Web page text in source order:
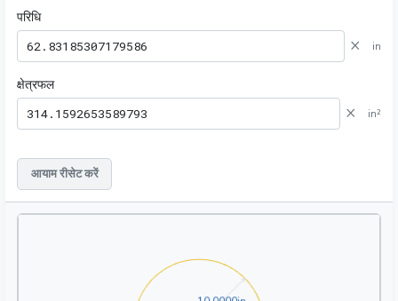
परिधि
× in
क्षेत्रफल
× in²
आयाम रीसेट करें